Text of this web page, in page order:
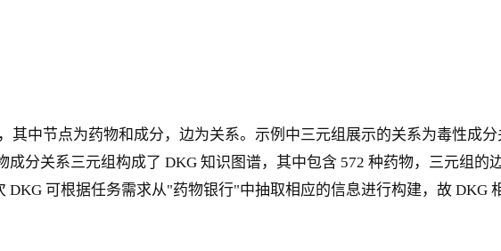
其中节点为药物和成分，边为关系。示例中三元组展示的关系为毒性成
分关系三元组构成了 DKG 知识图谱，其中包含 572 种药物，三元组的
DKG 可根据任务需求从"药物银行"中抽取相应的信息进行构建，故 DKG